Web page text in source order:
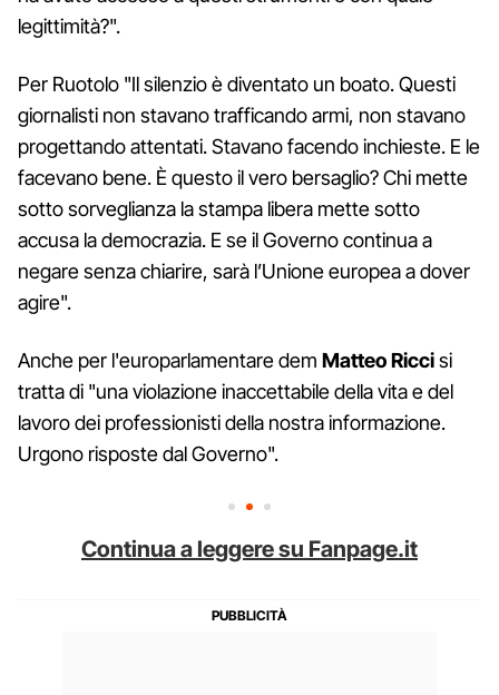
legittimità?".
Per Ruotolo "Il silenzio è diventato un boato. Questi
giornalisti non stavano trafficando armi, non stavano
progettando attentati. Stavano facendo inchieste. E le
facevano bene. È questo il vero bersaglio? Chi mette
sotto sorveglianza la stampa libera mette sotto
accusa la democrazia. E se il Governo continua a
negare senza chiarire, sarà l’Unione europea a dover
agire".
Anche per l'europarlamentare dem Matteo Riccisi
tratta di "una violazione inaccettabile della vita e del
lavoro dei professionisti della nostra informazione.
Urgono risposte dal Governo".
Continua a leggere su Fanpage.it